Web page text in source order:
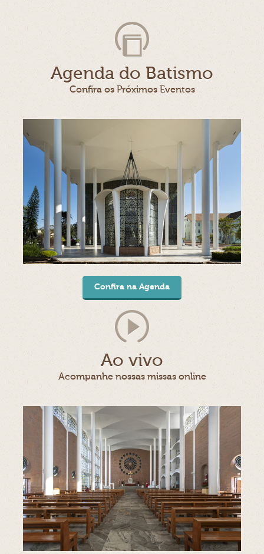
Agenda do Batismo
Confira os Próximos Eventos
Confira na Agenda
Ao vivo
Acompanhe nossas missas online